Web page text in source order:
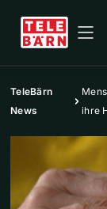
TeleBärn
News
ihre